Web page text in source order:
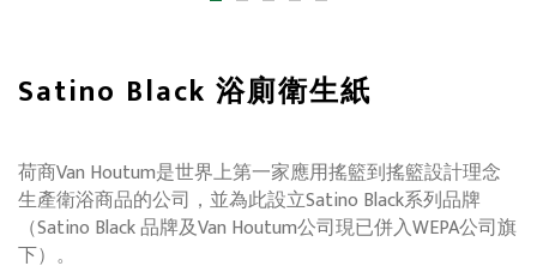
Satino Black 浴廁衛生紙
荷商Van Houtum是世界上第一家應用搖籃到搖籃設計理念
生產衛浴商品的公司，並為此設立Satino Black系列品牌
（Satino Black 品牌及Van Houtum公司現已併入WEPA公司旗
下）。